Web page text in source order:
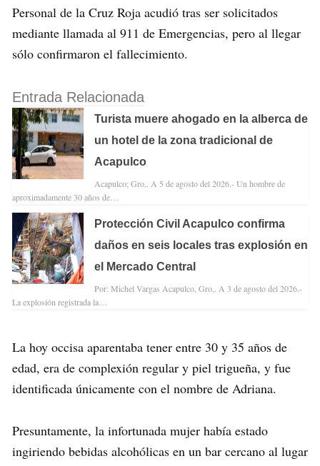
Personal de la Cruz Roja acudió tras ser solicitados
mediante llamada al 911 de Emergencias, pero al llegar
sólo confirmaron el fallecimiento.
Entrada Relacionada
Turista muere ahogado en la alberca de
un hotel de la zona tradicional de
Acapulco
Acapulco; Gro,. A 5 de agosto del 2026.- Un hombre de
aproximadamente 30 años de…
Protección Civil Acapulco confirma
daños en seis locales tras explosión en
el Mercado Central
Por: Michel Vargas Acapulco, Gro,. A 3 de agosto del 2026.-
La explosión registrada la…
La hoy occisa aparentaba tener entre 30 y 35 años de
edad, era de complexión regular y piel trigueña, y fue
identificada únicamente con el nombre de Adriana.
Presuntamente, la infortunada mujer había estado
ingiriendo bebidas alcohólicas en un bar cercano al lugar